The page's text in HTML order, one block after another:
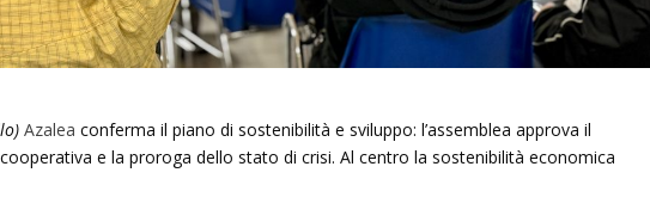
Azalea conferma il piano di sostenibilità e sviluppo: l’assemblea approva il
e la proroga dello stato di crisi. Al centro la sostenibilità economica